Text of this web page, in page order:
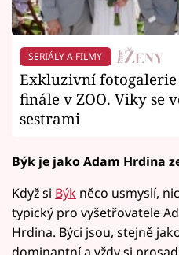
SERIÁLY A FILMY
Exkluzivní fotogalerie
finále v ZOO. Viky se
sestrami
Býk je jako Adam Hrdina
Když si Býk něco usmyslí,
typický pro vyšetřovatele
Hrdina. Býci jsou, stejně